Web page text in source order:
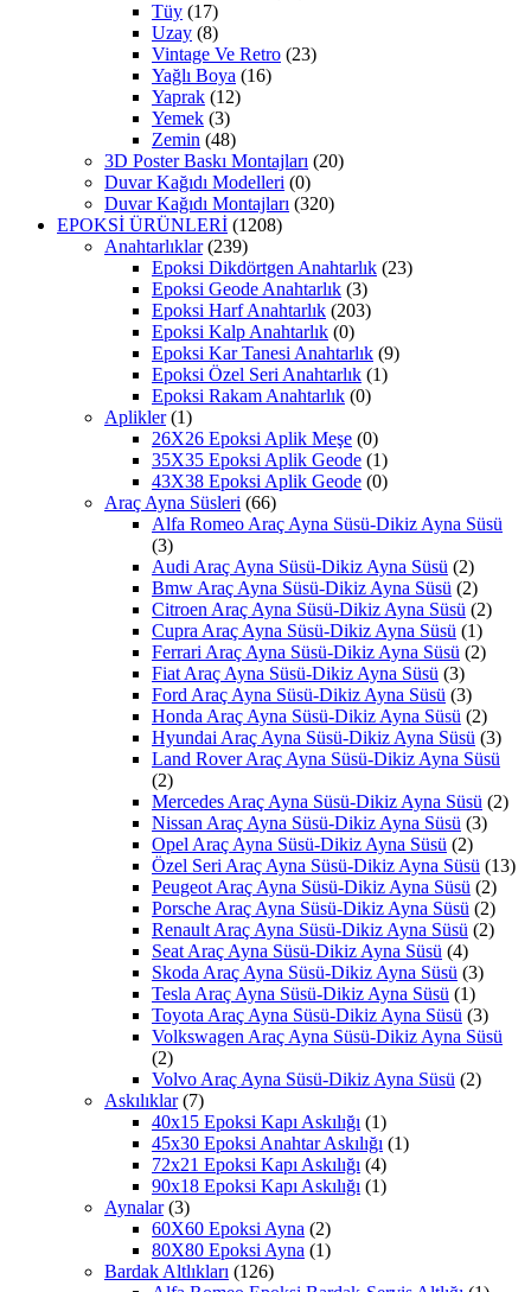
Tüy (17)
Uzay (8)
Vintage Ve Retro (23)
Yağlı Boya (16)
Yaprak (12)
Yemek (3)
Zemin (48)
3D Poster Baskı Montajları (20)
Duvar Kağıdı Modelleri (0)
Duvar Kağıdı Montajları (320)
EPOKSİ ÜRÜNLERİ (1208)
Anahtarlıklar (239)
Epoksi Dikdörtgen Anahtarlık (23)
Epoksi Geode Anahtarlık (3)
Epoksi Harf Anahtarlık (203)
Epoksi Kalp Anahtarlık (0)
Epoksi Kar Tanesi Anahtarlık (9)
Epoksi Özel Seri Anahtarlık (1)
Epoksi Rakam Anahtarlık (0)
Aplikler (1)
26X26 Epoksi Aplik Meşe (0)
35X35 Epoksi Aplik Geode (1)
43X38 Epoksi Aplik Geode (0)
Araç Ayna Süsleri (66)
Alfa Romeo Araç Ayna Süsü-Dikiz Ayna Süsü
(3)
Audi Araç Ayna Süsü-Dikiz Ayna Süsü (2)
Bmw Araç Ayna Süsü-Dikiz Ayna Süsü (2)
Citroen Araç Ayna Süsü-Dikiz Ayna Süsü (2)
Cupra Araç Ayna Süsü-Dikiz Ayna Süsü (1)
Ferrari Araç Ayna Süsü-Dikiz Ayna Süsü (2)
Fiat Araç Ayna Süsü-Dikiz Ayna Süsü (3)
Ford Araç Ayna Süsü-Dikiz Ayna Süsü (3)
Honda Araç Ayna Süsü-Dikiz Ayna Süsü (2)
Hyundai Araç Ayna Süsü-Dikiz Ayna Süsü (3)
Land Rover Araç Ayna Süsü-Dikiz Ayna Süsü
(2)
Mercedes Araç Ayna Süsü-Dikiz Ayna Süsü (2)
Nissan Araç Ayna Süsü-Dikiz Ayna Süsü (3)
Opel Araç Ayna Süsü-Dikiz Ayna Süsü (2)
Özel Seri Araç Ayna Süsü-Dikiz Ayna Süsü (13)
Peugeot Araç Ayna Süsü-Dikiz Ayna Süsü (2)
Porsche Araç Ayna Süsü-Dikiz Ayna Süsü (2)
Renault Araç Ayna Süsü-Dikiz Ayna Süsü (2)
Seat Araç Ayna Süsü-Dikiz Ayna Süsü (4)
Skoda Araç Ayna Süsü-Dikiz Ayna Süsü (3)
Tesla Araç Ayna Süsü-Dikiz Ayna Süsü (1)
Toyota Araç Ayna Süsü-Dikiz Ayna Süsü (3)
Volkswagen Araç Ayna Süsü-Dikiz Ayna Süsü
(2)
Volvo Araç Ayna Süsü-Dikiz Ayna Süsü (2)
Askılıklar (7)
40x15 Epoksi Kapı Askılığı (1)
45x30 Epoksi Anahtar Askılığı (1)
72x21 Epoksi Kapı Askılığı (4)
90x18 Epoksi Kapı Askılığı (1)
Aynalar (3)
60X60 Epoksi Ayna (2)
80X80 Epoksi Ayna (1)
Bardak Altlıkları (126)